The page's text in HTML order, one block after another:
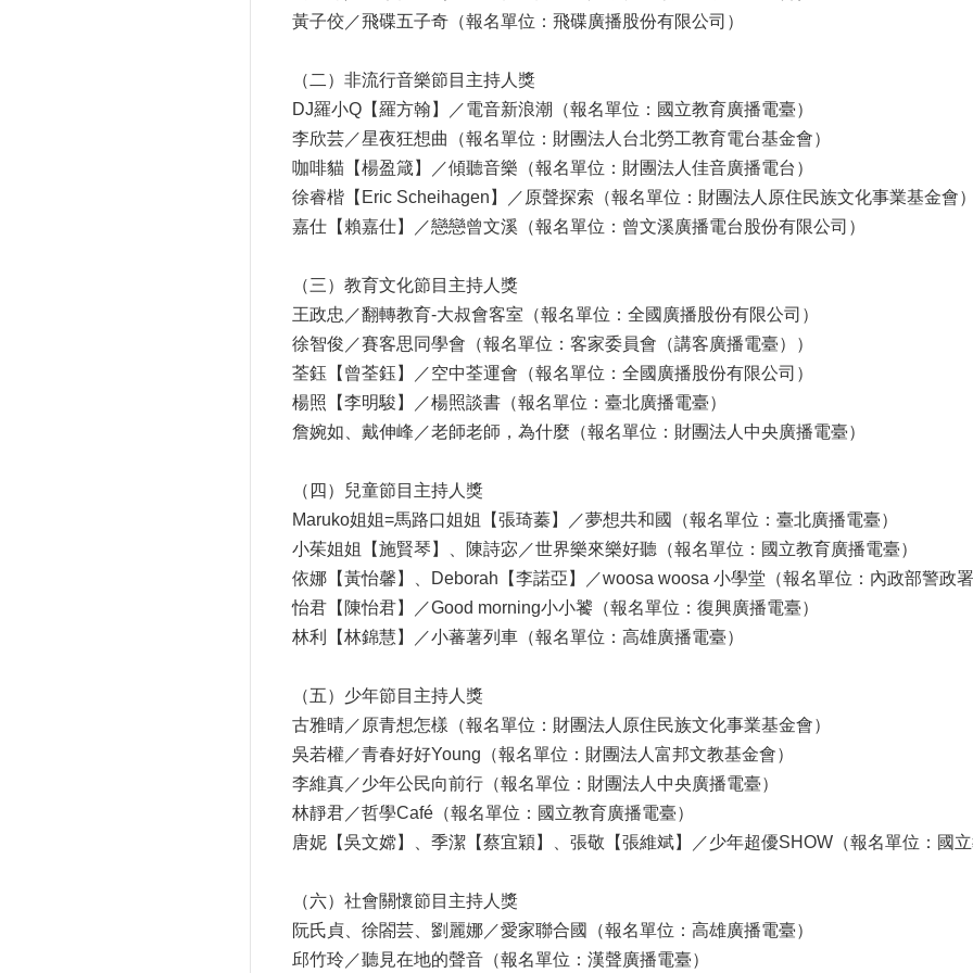
黃子佼／飛碟五子奇（報名單位：飛碟廣播股份有限公司）
（二）非流行音樂節目主持人獎
DJ羅小Q【羅方翰】／電音新浪潮（報名單位：國立教育廣播電臺）
李欣芸／星夜狂想曲（報名單位：財團法人台北勞工教育電台基金會）
咖啡貓【楊盈箴】／傾聽音樂（報名單位：財團法人佳音廣播電台）
徐睿楷【Eric Scheihagen】／原聲探索（報名單位：財團法人原住民族文化事業基金會
嘉仕【賴嘉仕】／戀戀曾文溪（報名單位：曾文溪廣播電台股份有限公司）
（三）教育文化節目主持人獎
王政忠／翻轉教育-大叔會客室（報名單位：全國廣播股份有限公司）
徐智俊／賽客思同學會（報名單位：客家委員會（講客廣播電臺））
荃鈺【曾荃鈺】／空中荃運會（報名單位：全國廣播股份有限公司）
楊照【李明駿】／楊照談書（報名單位：臺北廣播電臺）
詹婉如、戴伸峰／老師老師，為什麼（報名單位：財團法人中央廣播電臺）
（四）兒童節目主持人獎
Maruko姐姐=馬路口姐姐【張琦蓁】／夢想共和國（報名單位：臺北廣播電臺）
小茱姐姐【施賢琴】、陳詩宓／世界樂來樂好聽（報名單位：國立教育廣播電臺）
依娜【黃怡馨】、Deborah【李諾亞】／woosa woosa 小學堂（報名單位：內政部警政
怡君【陳怡君】／Good morning小小饕（報名單位：復興廣播電臺）
林利【林錦慧】／小蕃薯列車（報名單位：高雄廣播電臺）
（五）少年節目主持人獎
古雅晴／原青想怎樣（報名單位：財團法人原住民族文化事業基金會）
吳若權／青春好好Young（報名單位：財團法人富邦文教基金會）
李維真／少年公民向前行（報名單位：財團法人中央廣播電臺）
林靜君／哲學Café（報名單位：國立教育廣播電臺）
唐妮【吳文嫦】、季潔【蔡宜穎】、張敬【張維斌】／少年超優SHOW（報名單位：國
（六）社會關懷節目主持人獎
阮氏貞、徐閤芸、劉麗娜／愛家聯合國（報名單位：高雄廣播電臺）
邱竹玲／聽見在地的聲音（報名單位：漢聲廣播電臺）